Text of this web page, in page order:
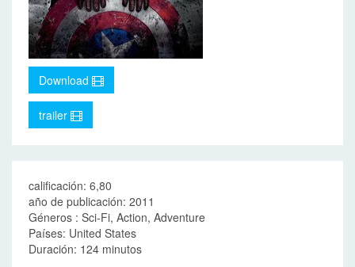
Download
trailer
calificación: 6,80
año de publicación: 2011
Géneros : Sci-Fi, Action, Adventure
Países: United States
Duración: 124 minutos